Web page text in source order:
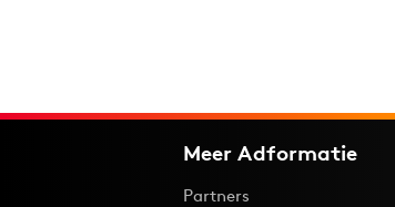
Meer Adformatie
Partners